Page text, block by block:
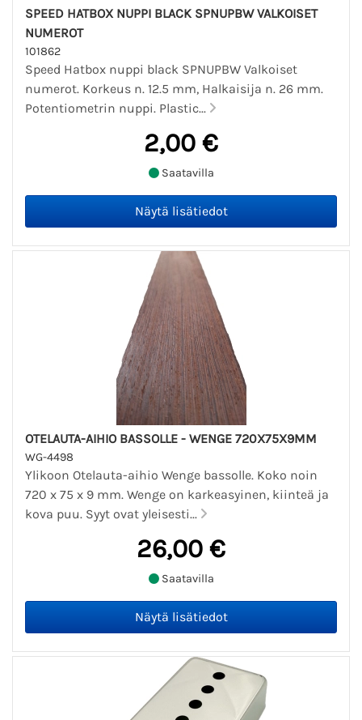
SPEED HATBOX NUPPI BLACK SPNUPBW VALKOISET
NUMEROT
101862
Speed Hatbox nuppi black SPNUPBW Valkoiset
numerot. Korkeus n. 12.5 mm, Halkaisija n. 26 mm.
Potentiometrin nuppi. Plastic...
2,00 €
Saatavilla
OTELAUTA-AIHIO BASSOLLE - WENGE 720X75X9MM
WG-4498
Ylikoon Otelauta-aihio Wenge bassolle. Koko noin
720 x 75 x 9 mm. Wenge on karkeasyinen, kiinteä ja
kova puu. Syyt ovat yleisesti...
26,00 €
Saatavilla